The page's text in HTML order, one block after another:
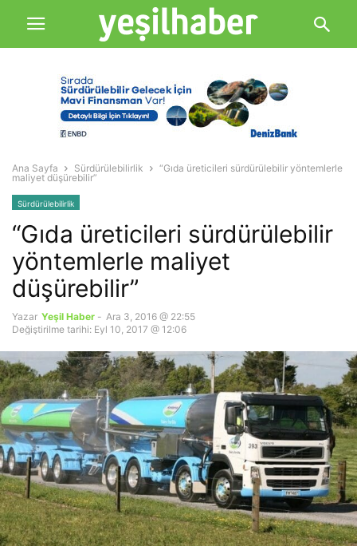
Ana Sayfa Sürdürülebilirlik
“Gıda üreticileri sürdürülebilir yöntemlerle
maliyet düşürebilir”
Sürdürülebilirlik
“Gıda üreticileri sürdürülebilir
yöntemlerle maliyet
düşürebilir”
Yazar Yeşil Haber - Ara 3, 2016 @ 22:55
Değiştirilme tarihi: Eyl 10, 2017 @ 12:06